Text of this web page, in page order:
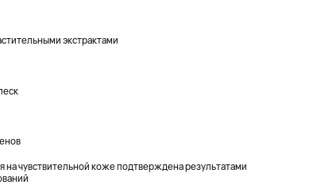
экстрактами
на чувствительной коже подтверждена результатами